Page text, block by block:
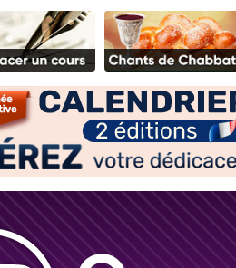
17 personnes
4 personnes
Il reste 49
Eva vient de
4 personnes
3 personnes
Odaya vient de
3 personnes
2 personnes
13 personnes